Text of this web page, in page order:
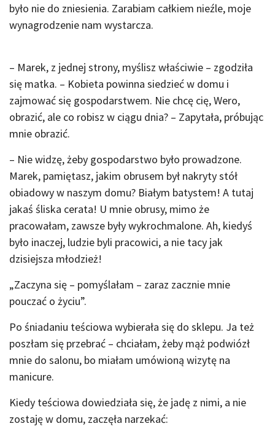
było nie do zniesienia. Zarabiam całkiem nieźle, moje
wynagrodzenie nam wystarcza.
– Marek, z jednej strony, myślisz właściwie – zgodziła
się matka. – Kobieta powinna siedzieć w domu i
zajmować się gospodarstwem. Nie chcę cię, Wero,
obrazić, ale co robisz w ciągu dnia? – Zapytała, próbując
mnie obrazić.
– Nie widzę, żeby gospodarstwo było prowadzone.
Marek, pamiętasz, jakim obrusem był nakryty stół
obiadowy w naszym domu? Białym batystem! A tutaj
jakaś śliska cerata! U mnie obrusy, mimo że
pracowałam, zawsze były wykrochmalone. Ah, kiedyś
było inaczej, ludzie byli pracowici, a nie tacy jak
dzisiejsza młodzież!
„Zaczyna się – pomyślałam – zaraz zacznie mnie
pouczać o życiu”.
Po śniadaniu teściowa wybierała się do sklepu. Ja też
poszłam się przebrać – chciałam, żeby mąż podwiózł
mnie do salonu, bo miałam umówioną wizytę na
manicure.
Kiedy teściowa dowiedziała się, że jadę z nimi, a nie
zostaję w domu, zaczęła narzekać: